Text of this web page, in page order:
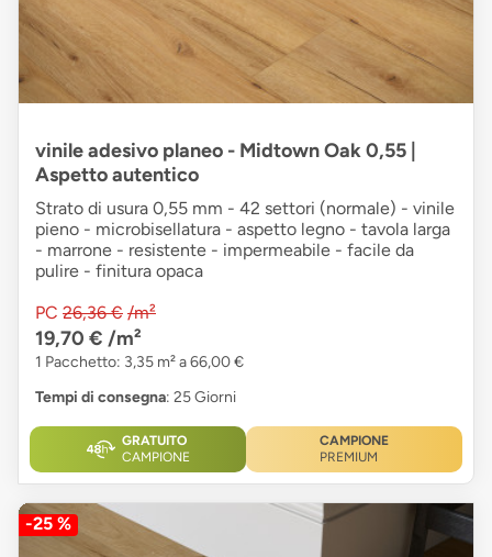
vinile adesivo planeo - Midtown Oak 0,55 |
Aspetto autentico
Strato di usura 0,55 mm - 42 settori (normale) - vinile
pieno - microbisellatura - aspetto legno - tavola larga
- marrone - resistente - impermeabile - facile da
pulire - finitura opaca
PC 26,36 € /m²
19,70 € /m²
1 Pacchetto: 3,35 m² a 66,00 €
Tempi di consegna: 25 Giorni
GRATUITO
CAMPIONE
CAMPIONE
PREMIUM
-25 %